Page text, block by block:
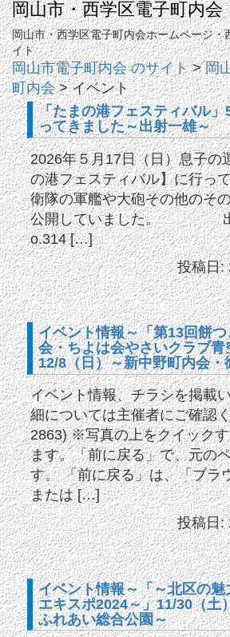
岡山市・西学区電子町内会
岡山市・西学区電子町内会ホームページ・
イト
岡山市電子町内会 のサイト>岡
町内会>イベント
「たまの港フェスティバル」
ってきました～出射一雄～
2026年５月17日（日）息子の
の港フェスティバル】に行っ
衛隊の軍艦や大砲その他のそ
公開していました。
o.314 […]
投稿日:
イベント情報～「第13回餅
会・ちよは会やさいクラブ青
12/8（日）～新中野町内会・
イベント情報、チラシを掲載
細については主催者にご確認
2863) ※写真の上をクイック
ます。「前に戻る」で、元の
す。 「前に戻る」は、「ブラ
または […]
投稿日:
イベント情報～「～北区の
エキスポ2024～」11/30（土
ふれあい総合公園～